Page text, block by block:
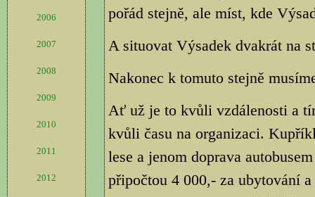
2006
2007
2008
2009
2010
2011
2012
pořád stejně, ale míst, kde
A situovat Výsadek dvakrát na
Nakonec k tomuto stejně
Ať už je to kvůli vzdálenosti a
kvůli času na organizaci.
lese a jenom doprava
připočtou 4 000,- za ubytování